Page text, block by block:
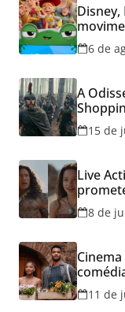
do6 de
A
15 de
Live
Cineflix
8 de
hoje e
11 de